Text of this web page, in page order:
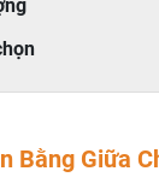
Bằng Giữa